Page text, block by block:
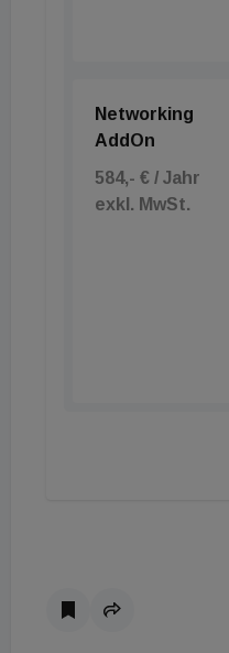
Networking
AddOn
584,- € / Jahr
exkl. MwSt.